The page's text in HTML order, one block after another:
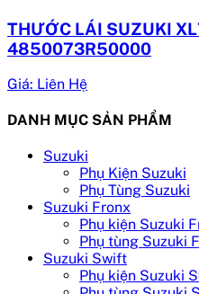
THƯỚC LÁI SUZUKI
4850073R50000
Giá: Liên Hệ
DANH MỤC SẢN PHẨM
Suzuki
Phụ Kiện Suzuki
Phụ Tùng Suzuki
Suzuki Fronx
Phụ kiện Suzuki
Phụ tùng Suzuki
Suzuki Swift
Phụ kiện Suzuki